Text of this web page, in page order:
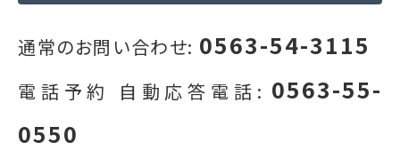
通常のお問い合わせ: 0563-54-3115
電話予約 自動応答電話: 0563-55-
0550